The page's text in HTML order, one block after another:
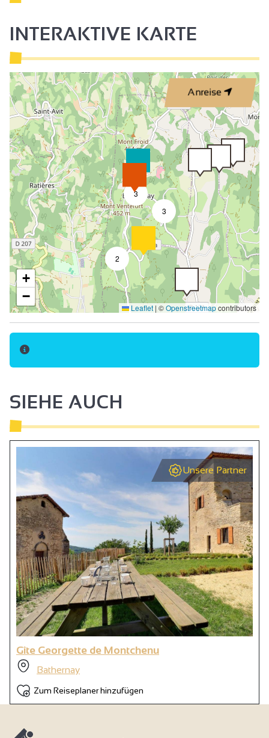
INTERAKTIVE KARTE
Anreise
2
3
3
+
−
Leaflet | ©Openstreetmapcontributors
SIEHE AUCH
Unsere Partner
Gîte Georgette de Montchenu
Bathernay
Zum Reiseplaner hinzufügen